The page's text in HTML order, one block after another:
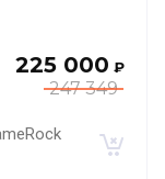
247 349
225 000 ₽